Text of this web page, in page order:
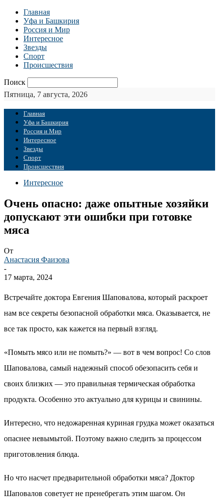
Главная
Уфа и Башкирия
Россия и Мир
Интересное
Звезды
Спорт
Происшествия
Поиск
Пятница, 7 августа, 2026
Главная
Уфа и Башкирия
Россия и Мир
Интересное
Звезды
Спорт
Происшествия
Интересное
Очень опасно: даже опытные хозяйки
допускают эти ошибки при готовке
мяса
От
Анастасия Фаизова
-
17 марта, 2024
Встречайте доктора Евгения Шаповалова, который раскроет
нам все секреты безопасной обработки мяса. Оказывается, не
все так просто, как кажется на первый взгляд.
«Помыть мясо или не помыть?» — вот в чем вопрос! Со слов
Шаповалова, самый надежный способ обезопасить себя и
своих близких — это правильная термическая обработка
продукта. Особенно это актуально для курицы и свинины.
Интересно, что недожаренная куриная грудка может оказаться
опаснее невымытой. Поэтому важно следить за процессом
приготовления блюда.
Но что насчет предварительной обработки мяса? Доктор
Шаповалов советует не пренебрегать этим шагом. Он